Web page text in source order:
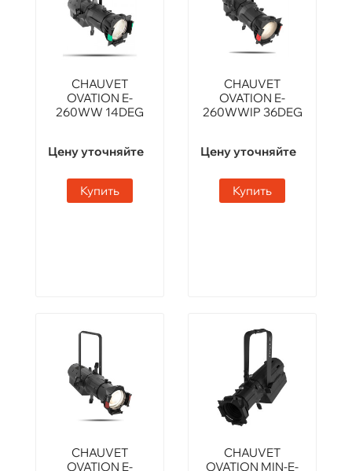
CHAUVET
OVATION E-
260WW 14DEG
Цену уточняйте
Купить
CHAUVET
OVATION E-
260WWIP 36DEG
Цену уточняйте
Купить
CHAUVET
OVATION E-
CHAUVET
OVATION MIN-E-